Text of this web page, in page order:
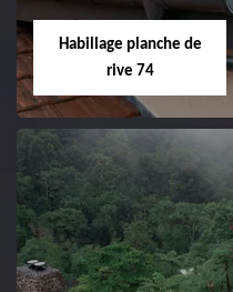
Habillage planche de
rive 74